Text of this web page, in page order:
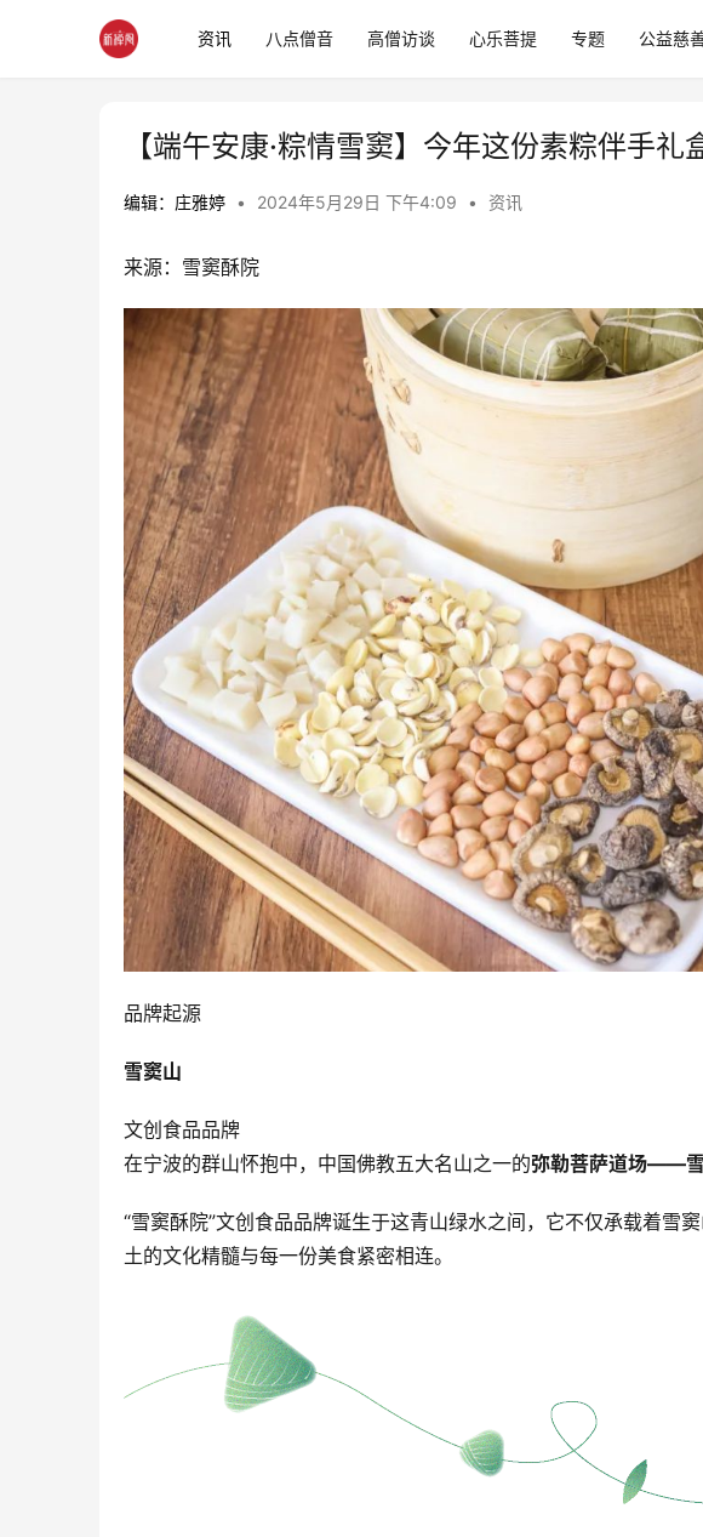
资讯 八点僧音 高僧访谈 心乐菩提 专题 公益慈
【端午安康·粽情雪窦】今年这份素粽伴手
编辑：庄雅婷 • 2024年5月29日 下午4:09 • 资讯
来源：雪窦酥院
品牌起源
雪窦山
文创食品品牌
在宁波的群山怀抱中，中国佛教五大名山之一的弥勒菩萨道场——雪
“雪窦酥院”文创食品品牌诞生于这青山绿水之间，它不仅承载着雪
土的文化精髓与每一份美食紧密相连。